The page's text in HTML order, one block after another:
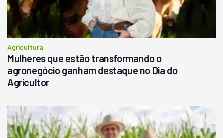
Agricultura
Mulheres que estão transformando o
agronegócio ganham destaque no Dia do
Agricultor